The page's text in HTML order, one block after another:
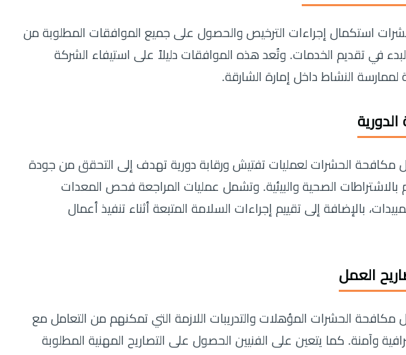
استكمال إجراءات الترخيص والحصول على جميع الموافقات المطلوبة من
في تقديم الخدمات. وتُعد هذه الموافقات دليلاً على استيفاء الشركة
لممارسة النشاط داخل إمارة الشارقة.
مكافحة الحشرات لعمليات تفتيش ورقابة دورية تهدف إلى التحقق من جودة
بالاشتراطات الصحية والبيئية. وتشمل عمليات المراجعة فحص المعدات
بالإضافة إلى تقييم إجراءات السلامة المتبعة أثناء تنفيذ أعمال
العمل
الحشرات المؤهلات والتدريبات اللازمة التي تمكنهم من التعامل مع
وآمنة. كما يتعين على الفنيين الحصول على التصاريح المهنية المطلوبة